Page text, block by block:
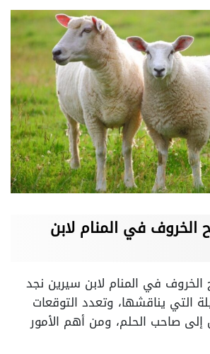
الخروف في المنام لابن
في المنام لابن سيرين نجد
التي يناقشها، وتعدد التوقعات
صاحب الحلم، ومن أهم الأمور